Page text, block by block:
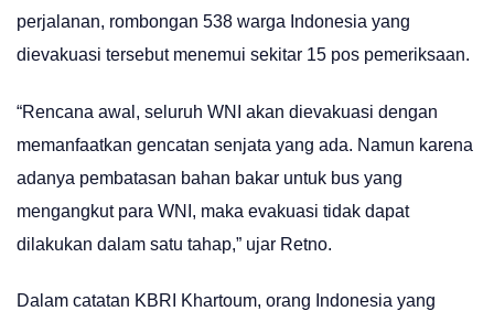
perjalanan, rombongan 538 warga Indonesia yang
dievakuasi tersebut menemui sekitar 15 pos pemeriksaan.
“Rencana awal, seluruh WNI akan dievakuasi dengan
memanfaatkan gencatan senjata yang ada. Namun karena
adanya pembatasan bahan bakar untuk bus yang
mengangkut para WNI, maka evakuasi tidak dapat
dilakukan dalam satu tahap,” ujar Retno.
Dalam catatan KBRI Khartoum, orang Indonesia yang